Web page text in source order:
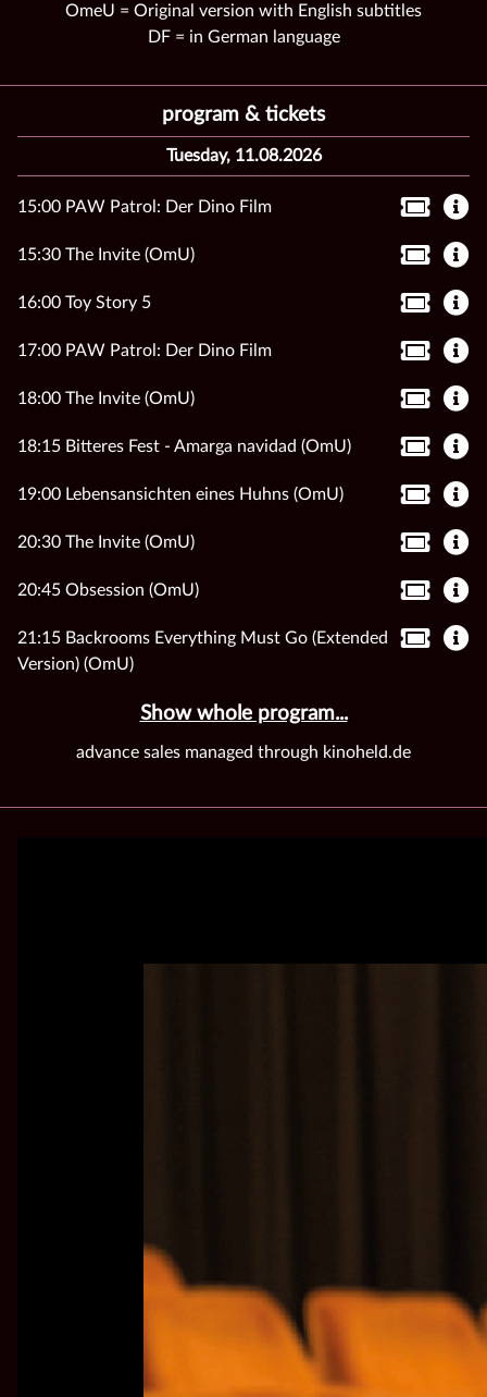
OmeU = Original version with English subtitles
DF = in German language
program & tickets
Tuesday, 11.08.2026
15:00 PAW Patrol: Der Dino Film
15:30 The Invite (OmU)
16:00 Toy Story 5
17:00 PAW Patrol: Der Dino Film
18:00 The Invite (OmU)
18:15 Bitteres Fest - Amarga navidad (OmU)
19:00 Lebensansichten eines Huhns (OmU)
20:30 The Invite (OmU)
20:45 Obsession (OmU)
21:15 Backrooms Everything Must Go (Extended
Version) (OmU)
Show whole program...
advance sales managed through kinoheld.de